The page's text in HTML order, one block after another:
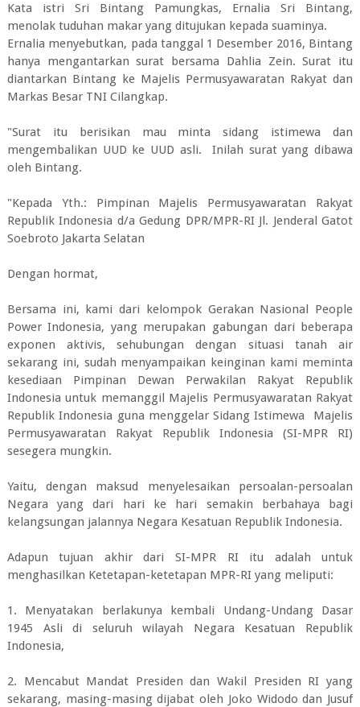
Kata istri Sri Bintang Pamungkas, Ernalia Sri Bintang,
menolak tuduhan makar yang ditujukan kepada suaminya.
Ernalia menyebutkan, pada tanggal 1 Desember 2016, Bintang
hanya mengantarkan surat bersama Dahlia Zein. Surat itu
diantarkan Bintang ke Majelis Permusyawaratan Rakyat dan
Markas Besar TNI Cilangkap.
"Surat itu berisikan mau minta sidang istimewa dan
mengembalikan UUD ke UUD asli. Inilah surat yang dibawa
oleh Bintang.
"Kepada Yth.: Pimpinan Majelis Permusyawaratan Rakyat
Republik Indonesia d/a Gedung DPR/MPR-RI Jl. Jenderal Gatot
Soebroto Jakarta Selatan
Dengan hormat,
Bersama ini, kami dari kelompok Gerakan Nasional People
Power Indonesia, yang merupakan gabungan dari beberapa
exponen aktivis, sehubungan dengan situasi tanah air
sekarang ini, sudah menyampaikan keinginan kami meminta
kesediaan Pimpinan Dewan Perwakilan Rakyat Republik
Indonesia untuk memanggil Majelis Permusyawaratan Rakyat
Republik Indonesia guna menggelar Sidang Istimewa Majelis
Permusyawaratan Rakyat Republik Indonesia (SI-MPR RI)
sesegera mungkin.
Yaitu, dengan maksud menyelesaikan persoalan-persoalan
Negara yang dari hari ke hari semakin berbahaya bagi
kelangsungan jalannya Negara Kesatuan Republik Indonesia.
Adapun tujuan akhir dari SI-MPR RI itu adalah untuk
menghasilkan Ketetapan-ketetapan MPR-RI yang meliputi:
1. Menyatakan berlakunya kembali Undang-Undang Dasar
1945 Asli di seluruh wilayah Negara Kesatuan Republik
Indonesia,
2. Mencabut Mandat Presiden dan Wakil Presiden RI yang
sekarang, masing-masing dijabat oleh Joko Widodo dan Jusuf